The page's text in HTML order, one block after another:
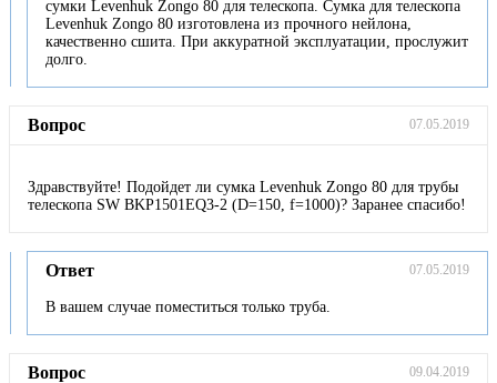
сумки Levenhuk Zongo 80 для телескопа. Сумка для телескопа
Levenhuk Zongo 80 изготовлена из прочного нейлона,
качественно сшита. При аккуратной эксплуатации, прослужит
долго.
Вопрос 07.05.2019
Здравствуйте! Подойдет ли сумка Levenhuk Zongo 80 для трубы
телескопа SW BKP1501EQ3-2 (D=150, f=1000)? Заранее спасибо!
Ответ 07.05.2019
В вашем случае поместиться только труба.
Вопрос 09.04.2019